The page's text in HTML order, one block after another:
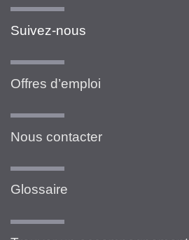
Suivez-nous
Offres d’emploi
Nous contacter
Glossaire